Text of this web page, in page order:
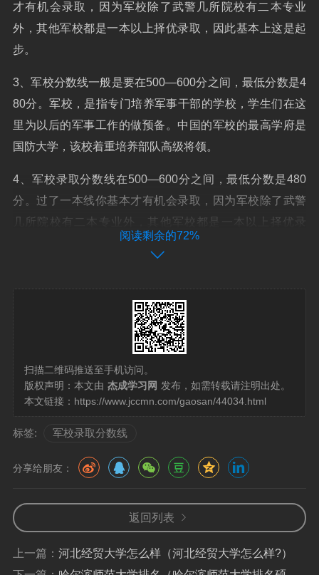
才有机会录取，因为军校除了武警几所院校有二本专业
外，其他军校都是一本以上择优录取，因此基本上这是起
步。
3、军校分数线一般是要在500—600分之间，最低分数是4
80分。军校，是指专门培养军事干部的学校，学生们在这
里为以后的军事工作的做预备。中国的军校的最高学府是
国防大学，该校着重培养部队高级将领。
4、军校录取分数线在500—600分之间，最低分数是480
分。过了一本线你基本才有机会录取，因为军校除了武警
几所院校有二本专业外，其他军校都是一本以上择优录
取，因此基本上这是起步。
军校在类别的划分和层次的选择上一般不会明确区分一本
和二本，但是也有所属层级的不同，一般二本层次的军校
主要都是一些学院类别的军校，在录取分数线上也可以区
军校要多少分
1、军校480分才能考上。关于军校多少分才能考上，具体
分数在500—600分之间，最低分数是480分才能考上。军
校是专门培养军事人才的高等教育机构，它的主要任务是
为军队培养军官和其他军事专业人员。
2、军校分数线一般是要在500—600分之间，最低分数是4
80分。军校，是指专门培养军事干部的学校，学生们在这
阅读剩余的72%
扫描二维码推送至手机访问。
版权声明：本文由 杰成学习网 发布，如需转载请注明出处。
本文链接： https://www.jccmn.com/gaosan/44034.html
标签: 军校录取分数线
分享给朋友：
返回列表
上一篇： 河北经贸大学怎么样（河北经贸大学怎么样?）